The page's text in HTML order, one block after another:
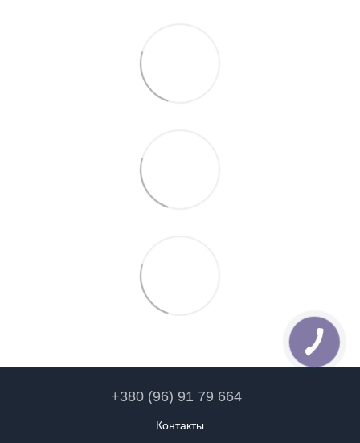
+380 (96) 91 79 664
Контакты